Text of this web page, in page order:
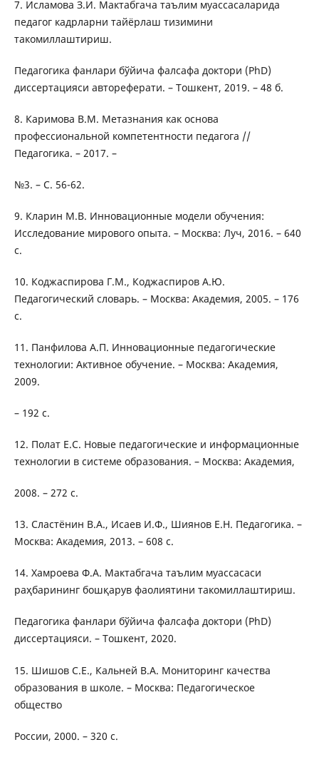
7. Исламова З.И. Мактабгача таълим муассасаларида
педагог кадрларни тайёрлаш тизимини
такомиллаштириш.
Педагогика фанлари бўйича фалсафа доктори (PhD)
диссертацияси автореферати. – Тошкент, 2019. – 48 б.
8. Каримова В.М. Метазнания как основа
профессиональной компетентности педагога //
Педагогика. – 2017. –
№3. – С. 56-62.
9. Кларин М.В. Инновационные модели обучения:
Исследование мирового опыта. – Москва: Луч, 2016. – 640
с.
10. Коджаспирова Г.М., Коджаспиров А.Ю.
Педагогический словарь. – Москва: Академия, 2005. – 176
с.
11. Панфилова А.П. Инновационные педагогические
технологии: Активное обучение. – Москва: Академия,
2009.
– 192 с.
12. Полат Е.С. Новые педагогические и информационные
технологии в системе образования. – Москва: Академия,
2008. – 272 с.
13. Сластёнин В.А., Исаев И.Ф., Шиянов Е.Н. Педагогика. –
Москва: Академия, 2013. – 608 с.
14. Хамроева Ф.А. Мактабгача таълим муассасаси
раҳбарининг бошқарув фаолиятини такомиллаштириш.
Педагогика фанлари бўйича фалсафа доктори (PhD)
диссертацияси. – Тошкент, 2020.
15. Шишов С.Е., Кальней В.А. Мониторинг качества
образования в школе. – Москва: Педагогическое
общество
России, 2000. – 320 с.